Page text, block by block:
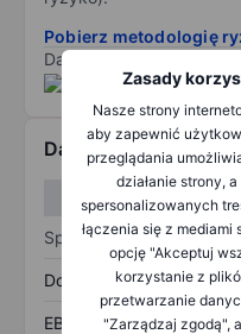
Zasady
Nasze strony
aby zapewnić
przeglądania
działanie strony,
spersonalizowanych
łączenia się z mediami
opcję "Akceptuj
korzystanie z
przetwarzanie
"Zarządzaj zgodą",
Pobierz metodologię
Dane dostarczone przez
Dane finansowe
Sprawozdanie z zysków
Dochód
EBITDA